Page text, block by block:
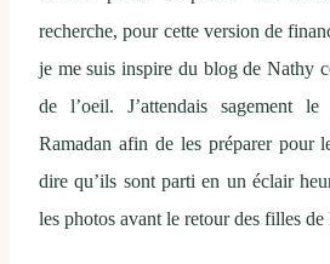
recherche, pour cette version de
je me suis inspire du blog de Nathy
de l’oeil. J’attendais sagement
Ramadan afin de les préparer pour
dire qu’ils sont parti en un éclair
les photos avant le retour des filles de